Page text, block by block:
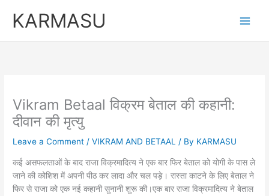
KARMASU
Vikram Betaal विक्रम बेताल की कहानी:
दीवान की मृत्यु
Leave a Comment /VIKRAM AND BETAAL / By KARMASU
कई असफलताओं के बाद राजा विक्रमादित्य ने एक बार फिर बेताल को योगी के पास ले
जाने की कोशिश में अपनी पीठ कर लादा और चल पड़े। रास्ता काटने के लिए बेताल ने
फिर से राजा को एक नई कहानी सुनानी शुरू की।एक बार राजा विक्रमादित्य ने बेताल